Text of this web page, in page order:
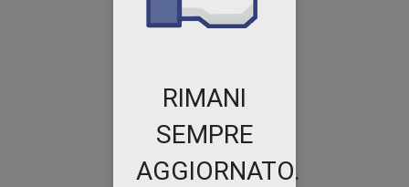
RIMANI
SEMPRE
AGGIORNATO.